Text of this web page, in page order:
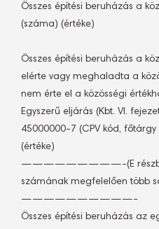
Összes építési beruházás a
(száma) (értéke)
Összes építési beruházás a
elérte vagy meghaladta a
nem érte el a közösségi
Egyszerű eljárás (Kbt. VI.
45000000-7 (CPV kód,
(értéke)
—————————-(E részből
számának megfelelően több
——————————-
Összes építési beruházás az